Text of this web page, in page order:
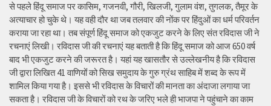
से पहले हिंदू समाज पर कासिम, गजनवी, गौरी, खिलजी, गुलाम वंश, तुगलक, तैमूर के
अत्याचार हो चुके थे। यह वही दौर था जब तलवार की नोंक पर हिंदुओं का धर्म परिवर्तन
कराया जा रहा था। तब संपूर्ण हिंदू समाज को एकजुट करने के लिए संत रविदास जी ने
रचनाएं लिखी। रविदास जी की रचनाएं यह बताती है कि हिंदू समाज को आज 650 वर्ष
बाद भी एकजुट करने की जरूरत है। यहां यह खासतौर से उल्लेखनीय है कि रविदास
जी द्वारा लिखित 41 वाणियोंं को सिख समुदाय के गुरु ग्रंथ साहिब में शब्द के रूप में
शामिल किया गया है। इससे भी रविदास के विचारों की मानता का अंदाजा लगाया जा
सकता है। रविदास जी के विचारों को रथ के जरिए भले ही भाजपा ने पहुंचाने का काम